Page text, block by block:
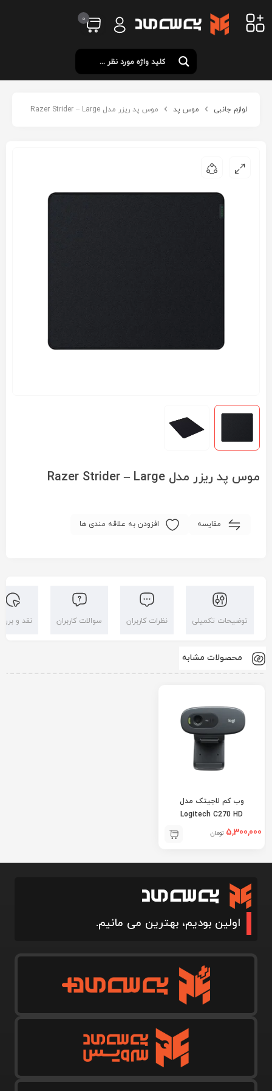
0
لوازم جانبی موس پد موس پد ریزر مدل Razer Strider – Large
موس پد ریزر مدل Razer Strider – Large
مقایسه افزودن به علاقه مندی ها
توضیحات تکمیلی نظرات کاربران سوالات کاربران نقد و
محصولات مشابه
وب کم لاجیتک مدل
Logitech C270 HD
5,300,000 تومان
اولین بودیم، بهترین می مانیم.